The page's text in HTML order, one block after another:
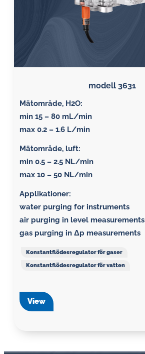
modell 3631
Mätområde, H2O:
min 15 – 80 mL/min
max 0.2 – 1.6 L/min
Mätområde, luft:
min 0.5 – 2.5 NL/min
max 10 – 50 NL/min
Applikationer:
water purging for instruments
air purging in level measurements
gas purging in Δp measurements
Konstantflödesregulator för gaser
Konstantflödesregulator för vatten
View